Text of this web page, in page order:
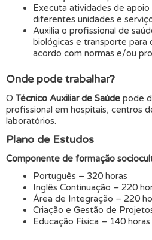
Executa atividades de
diferentes unidades e
Auxilia o profissional de
biológicas e transporte para
acordo com normas e/ou
Onde pode trabalhar?
O Técnico Auxiliar de Saúde pode
profissional em hospitais, centros
laboratórios.
Plano de Estudos
Componente de formação
Português – 320 horas
Inglês Continuação – 220
Área de Integração – 220
Criação e Gestão de
Educação Física – 140 horas